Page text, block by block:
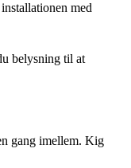
med
belysning til at
gang imellem. Kig